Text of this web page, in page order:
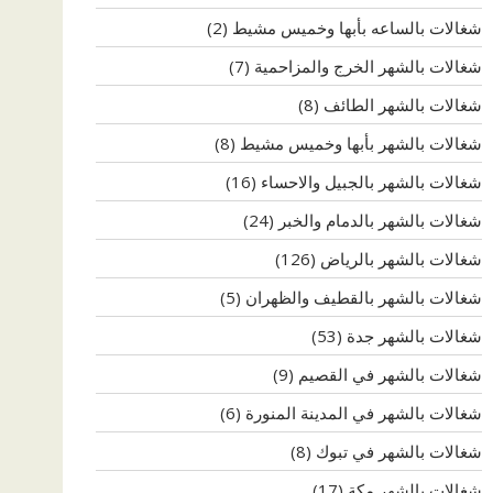
شغالات بالساعه بأبها وخميس مشيط (2)
شغالات بالشهر الخرج والمزاحمية (7)
شغالات بالشهر الطائف (8)
شغالات بالشهر بأبها وخميس مشيط (8)
شغالات بالشهر بالجبيل والاحساء (16)
شغالات بالشهر بالدمام والخبر (24)
شغالات بالشهر بالرياض (126)
شغالات بالشهر بالقطيف والظهران (5)
شغالات بالشهر جدة (53)
شغالات بالشهر في القصيم (9)
شغالات بالشهر في المدينة المنورة (6)
شغالات بالشهر في تبوك (8)